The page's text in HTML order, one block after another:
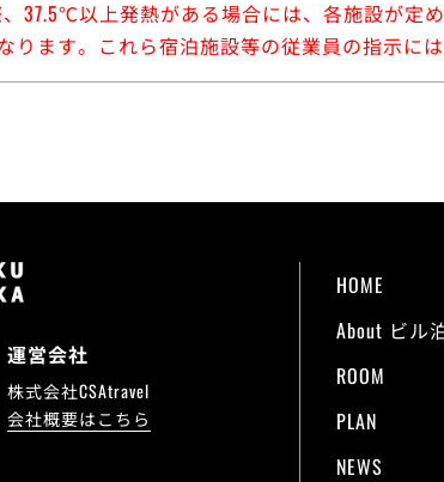
37.5℃以上発熱がある場合には、各施設が定
ります。これら宿泊施設等の従業員の指示には
運営会社
株式会社CSAtravel
会社概要はこちら
HOME
About ビル
ROOM
PLAN
NEWS